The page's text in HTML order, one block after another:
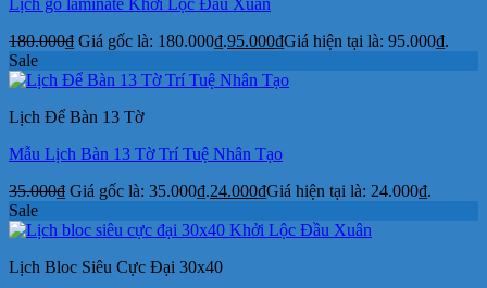
Lịch gỗ laminate Khởi Lộc Đầu Xuân
180.000₫ Giá gốc là: 180.000₫.95.000₫Giá hiện tại là: 95.000₫.
Sale
Lịch Để Bàn 13 Tờ
Mẫu Lịch Bàn 13 Tờ Trí Tuệ Nhân Tạo
35.000₫ Giá gốc là: 35.000₫.24.000₫Giá hiện tại là: 24.000₫.
Sale
Lịch Bloc Siêu Cực Đại 30x40